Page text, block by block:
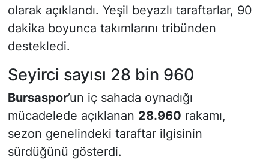
olarak açıklandı. Yeşil beyazlı taraftarlar, 90
dakika boyunca takımlarını tribünden
destekledi.
Seyirci sayısı 28 bin 960
Bursaspor’un iç sahada oynadığı
mücadelede açıklanan 28.960 rakamı,
sezon genelindeki taraftar ilgisinin
sürdüğünü gösterdi.